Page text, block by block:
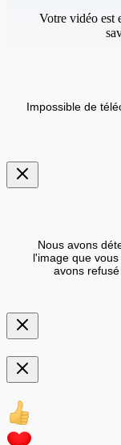
Votre vidéo est
Impossible de
Nous avons
l'image que
avons